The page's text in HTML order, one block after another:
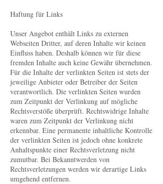
Haftung für Links
Unser Angebot enthält Links zu externen
Webseiten Dritter, auf deren Inhalte wir keinen
Einfluss haben. Deshalb können wir für diese
fremden Inhalte auch keine Gewähr übernehmen.
Für die Inhalte der verlinkten Seiten ist stets der
jeweilige Anbieter oder Betreiber der Seiten
verantwortlich. Die verlinkten Seiten wurden
zum Zeitpunkt der Verlinkung auf mögliche
Rechtsverstöße überprüft. Rechtswidrige Inhalte
waren zum Zeitpunkt der Verlinkung nicht
erkennbar. Eine permanente inhaltliche Kontrolle
der verlinkten Seiten ist jedoch ohne konkrete
Anhaltspunkte einer Rechtsverletzung nicht
zumutbar. Bei Bekanntwerden von
Rechtsverletzungen werden wir derartige Links
umgehend entfernen.